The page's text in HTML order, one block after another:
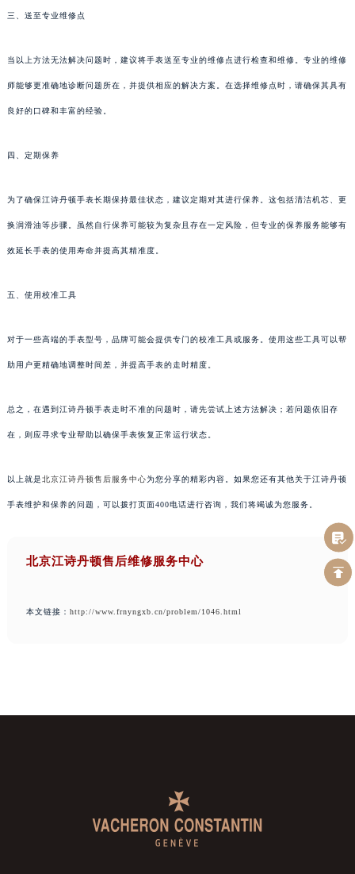
三、送至专业维修点
当以上方法无法解决问题时，建议将手表送至专业的维修点进行检查和维修。专业的维修
师能够更准确地诊断问题所在，并提供相应的解决方案。在选择维修点时，请确保其具有
良好的口碑和丰富的经验。
四、定期保养
为了确保江诗丹顿手表长期保持最佳状态，建议定期对其进行保养。这包括清洁机芯、更
换润滑油等步骤。虽然自行保养可能较为复杂且存在一定风险，但专业的保养服务能够有
效延长手表的使用寿命并提高其精准度。
五、使用校准工具
对于一些高端的手表型号，品牌可能会提供专门的校准工具或服务。使用这些工具可以帮
助用户更精确地调整时间差，并提高手表的走时精度。
总之，在遇到江诗丹顿手表走时不准的问题时，请先尝试上述方法解决；若问题依旧存
在，则应寻求专业帮助以确保手表恢复正常运行状态。
以上就是北京江诗丹顿售后服务中心为您分享的精彩内容。如果您还有其他关于江诗丹顿
手表维护和保养的问题，可以拨打页面400电话进行咨询，我们将竭诚为您服务。
北京江诗丹顿售后维修服务中心
本文链接： http://www.frnyngxb.cn/problem/1046.html